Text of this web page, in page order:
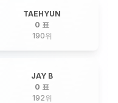
TAEHYUN
0 표
190위
JAY B
0 표
192위